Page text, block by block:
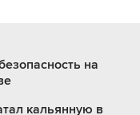
на
кальянную в